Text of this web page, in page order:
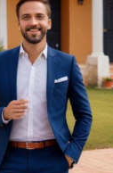
es
decorativos
- Amparo
crea un
aporta